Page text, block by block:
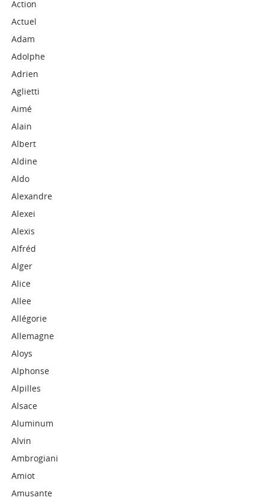
Action
Actuel
Adam
Adolphe
Adrien
Aglietti
Aimé
Alain
Albert
Aldine
Aldo
Alexandre
Alexei
Alexis
Alfréd
Alger
Alice
Allee
Allégorie
Allemagne
Aloys
Alphonse
Alpilles
Alsace
Aluminum
Alvin
Ambrogiani
Amiot
Amusante